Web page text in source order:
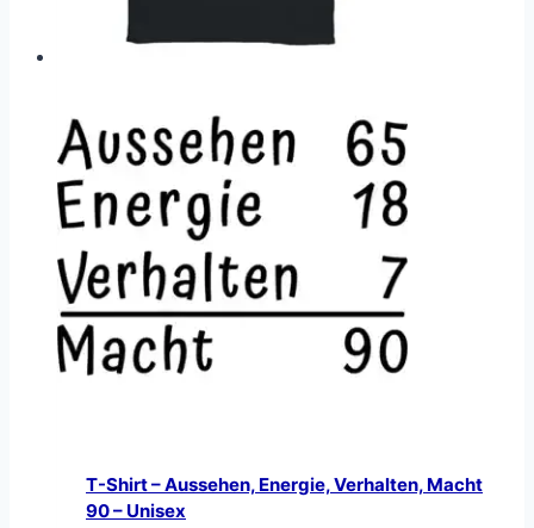
T-Shirt – Aussehen, Energie, Verhalten, Macht
90 – Unisex